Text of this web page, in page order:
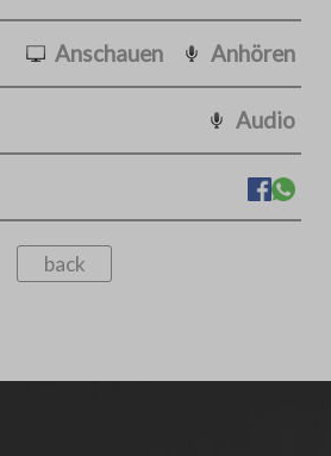
Anschauen Anhören
Audio
back